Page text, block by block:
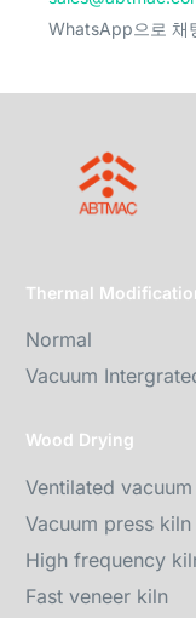
WhatsApp으로 채
Thermal
Normal
Vacuum
Wood Drying
Ventilated
Vacuum press kiln
High frequency
Fast veneer kiln